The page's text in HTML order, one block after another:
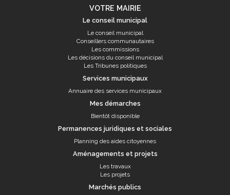
VOTRE MAIRIE
Le conseil municipal
Le conseil municipal
Conseillers communautaires
Les commissions
Les décisions du conseil municipal
Les Tribunes politiques
Services municipaux
Annuaire des services municipaux
Mes démarches
Bientôt disponible
Permanences juridiques et sociales
Planning des aides citoyennes
Aménagements et projets
Les travaux
Les projets
Marchés publics